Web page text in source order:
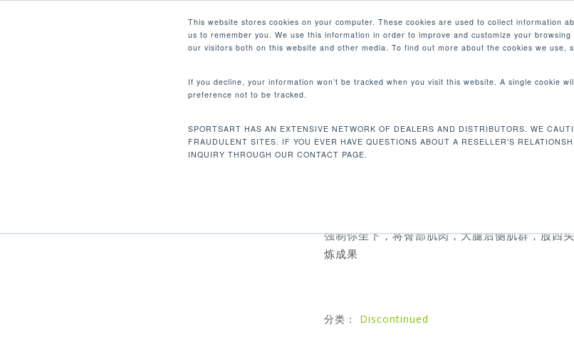
This website stores cookies on your computer. These cookies are used to collect information
us to remember you. We use this information in order to improve and customize your
our visitors both on this website and other media. To find out more about the cookies we use,
If you decline, your information won’t be tracked when you visit this website. A single cookie
preference not to be tracked.
SPORTSART HAS AN EXTENSIVE NETWORK OF DEALERS AND DISTRIBUTORS. WE
FRAUDULENT SITES. IF YOU EVER HAVE QUESTIONS ABOUT A RESELLER'S
INQUIRY THROUGH OUR CONTACT PAGE.
LinkedIn
Hit enter to search or ESC to close
P752 腿部内收机
我们的腿部内收机能够增强和调节内侧大腿肌群
奔跑，并在整天移动时，内收肌群主要作用为稳
强制你坐下，将臀部肌肉，大腿后侧肌群，股四
炼成果
分类： Discontinued